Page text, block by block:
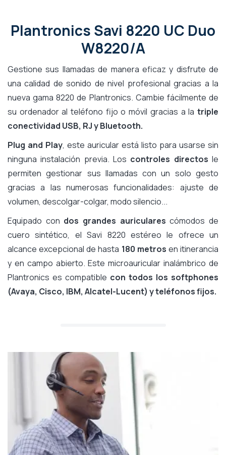
Plantronics Savi 8220 UC Duo
W8220/A
Gestione sus llamadas de manera eficaz y disfrute de
una calidad de sonido de nivel profesional gracias a la
nueva gama 8220 de Plantronics. Cambie fácilmente de
su ordenador al teléfono fijo o móvil gracias a la triple
conectividad USB, RJ y Bluetooth.
Plug and Play, este auricular está listo para usarse sin
ninguna instalación previa. Los controles directos le
permiten gestionar sus llamadas con un solo gesto
gracias a las numerosas funcionalidades: ajuste de
volumen, descolgar-colgar, modo silencio...
Equipado con dos grandes auriculares cómodos de
cuero sintético, el Savi 8220 estéreo le ofrece un
alcance excepcional de hasta 180 metros en itinerancia
y en campo abierto. Este microauricular inalámbrico de
Plantronics es compatible con todos los softphones
(Avaya, Cisco, IBM, Alcatel-Lucent) y teléfonos fijos.